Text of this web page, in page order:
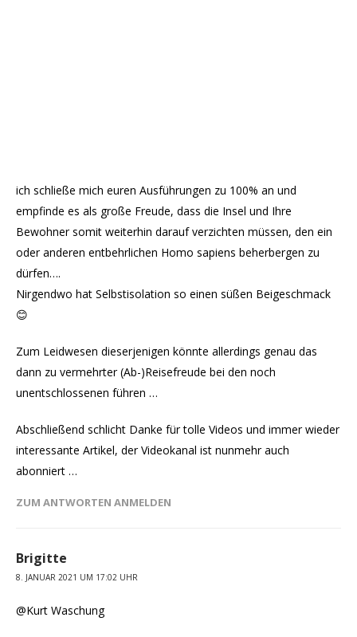
ich schließe mich euren Ausführungen zu 100% an und
empfinde es als große Freude, dass die Insel und Ihre
Bewohner somit weiterhin darauf verzichten müssen, den ein
oder anderen entbehrlichen Homo sapiens beherbergen zu
dürfen….
Nirgendwo hat Selbstisolation so einen süßen Beigeschmack
😊
Zum Leidwesen dieserjenigen könnte allerdings genau das
dann zu vermehrter (Ab-)Reisefreude bei den noch
unentschlossenen führen …
Abschließend schlicht Danke für tolle Videos und immer wieder
interessante Artikel, der Videokanal ist nunmehr auch
abonniert …
ZUM ANTWORTEN ANMELDEN
Brigitte
8. JANUAR 2021 UM 17:02 UHR
@Kurt Waschung